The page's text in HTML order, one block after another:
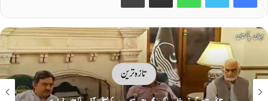
تازہ ترین